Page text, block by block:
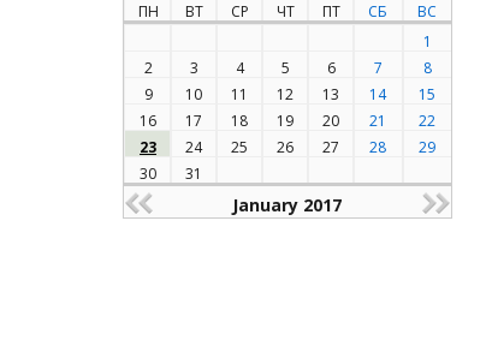
ПН ВТ СР ЧТ ПТ СБ
ВС
1
2
3 4 5 6 7
8
9
10 11 12 13 14
15
16
17 18 19 20 21
22
23
24 25 26 27 28
29
30
31
January 2017